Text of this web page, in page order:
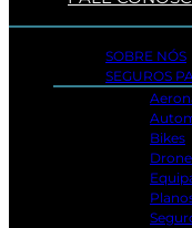
SOBRE NÓS
SEGUROS
Bikes